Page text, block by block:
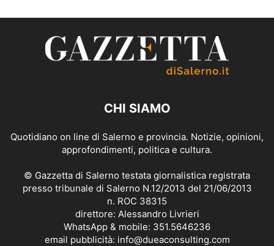
CHI SIAMO
Quotidiano on line di Salerno e provincia. Notizie, opinioni,
approfondimenti, politica e cultura.
© Gazzetta di Salerno testata giornalistica registrata
presso tribunale di Salerno N.12/2013 del 21/06/2013
n. ROC 38315
direttore: Alessandro Livrieri
WhatsApp & mobile: 351.5646236
email pubblicità: info@dueaconsulting.com